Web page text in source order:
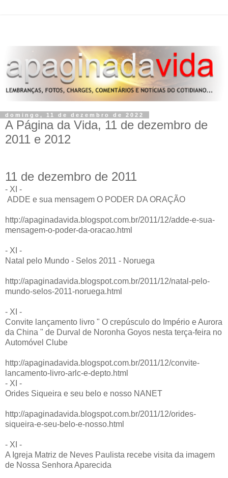
domingo, 11 de dezembro de 2022
A Página da Vida, 11 de dezembro de
2011 e 2012
11 de dezembro de 2011
- XI -
ADDE e sua mensagem O PODER DA ORAÇÃO
http://apaginadavida.blogspot.com.br/2011/12/adde-e-sua-
mensagem-o-poder-da-oracao.html
- XI -
Natal pelo Mundo - Selos 2011 - Noruega
http://apaginadavida.blogspot.com.br/2011/12/natal-pelo-
mundo-selos-2011-noruega.html
- XI -
Convite lançamento livro " O crepúsculo do Império e Aurora
da China " de Durval de Noronha Goyos nesta terça-feira no
Automóvel Clube
http://apaginadavida.blogspot.com.br/2011/12/convite-
lancamento-livro-arlc-e-depto.html
- XI -
Orides Siqueira e seu belo e nosso NANET
http://apaginadavida.blogspot.com.br/2011/12/orides-
siqueira-e-seu-belo-e-nosso.html
- XI -
A Igreja Matriz de Neves Paulista recebe visita da imagem
de Nossa Senhora Aparecida